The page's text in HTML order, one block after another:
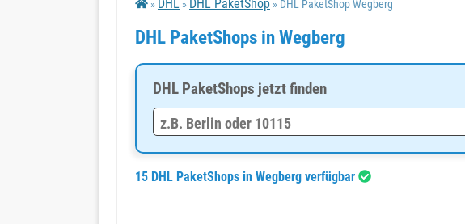
» DHL » DHL PaketShop » DHL PaketShop Wegberg
DHL PaketShops in Wegberg
DHL PaketShops jetzt finden
15 DHL PaketShops in Wegberg verfügbar